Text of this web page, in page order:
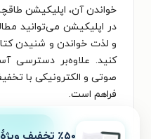
خواندن آن، اپلیکیشن
در اپلیکیشن می‌توانید
و لذت خواندن و شنیدن
کنید. علاوه‌بر دسترسی
صوتی و الکترونیکی با
فراهم است.